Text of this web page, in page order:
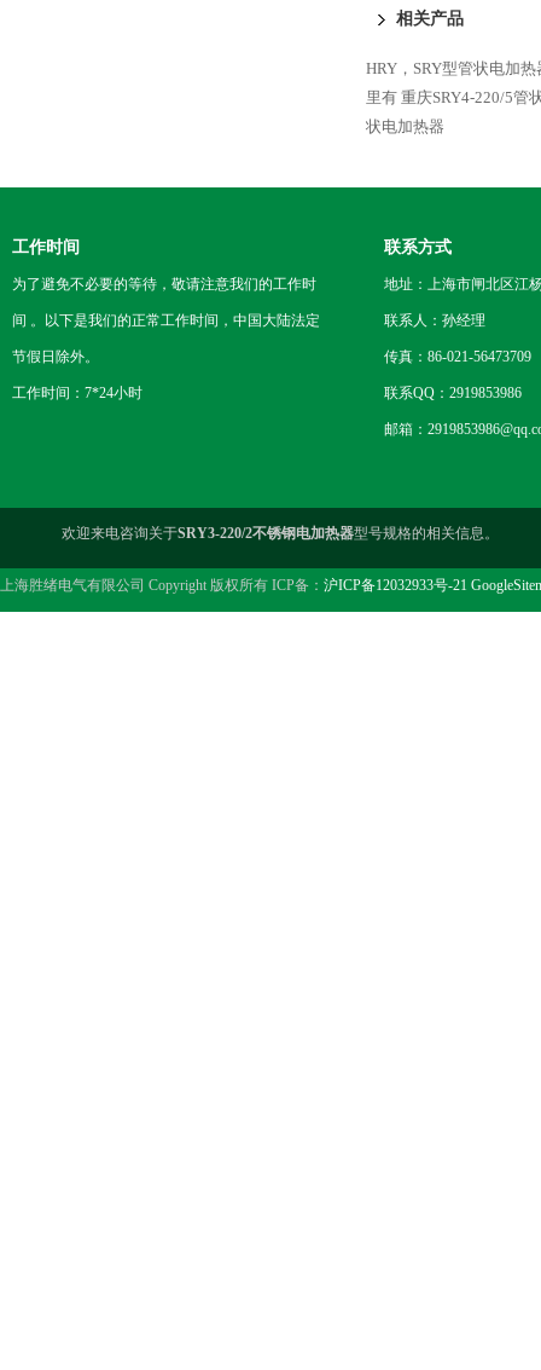
相关产品
HRY，SRY型管状电加热
里有 重庆SRY4-220/5管
状电加热器
工作时间
为了避免不必要的等待，敬请注意我们的工作时
间 。以下是我们的正常工作时间，中国大陆法定
节假日除外。
工作时间：7*24小时
联系方式
地址：上海市闸北区江
联系人：孙经理
传真：86-021-56473709
联系QQ：2919853986
邮箱：
欢迎来电咨询关于SRY3-220/2不锈钢电加热器型号规格的相关信息。
上海胜绪电气有限公司 Copyright 版权所有 ICP备： 沪ICP备12032933号-21